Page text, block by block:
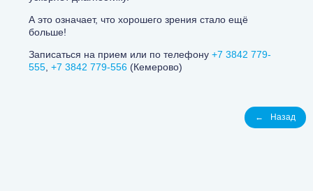
А это означает, что хорошего зрения стало ещё
больше!
Записаться на прием или по телефону +7 3842 779-
555, +7 3842 779-556 (Кемерово)
← Назад